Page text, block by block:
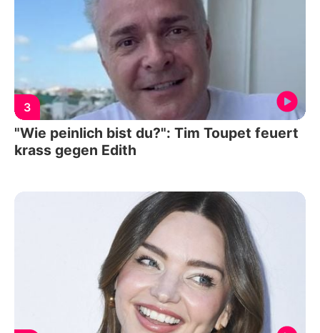
3
"Wie peinlich bist du?": Tim Toupet feuert
krass gegen Edith